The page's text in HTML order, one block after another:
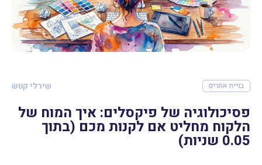
בניית אתרים שירלי קטש
פסיכולוגיה של פיקסלים: איך המוח של
הלקוח מחליט אם לקנות מכם (בתוך
0.05 שניות)